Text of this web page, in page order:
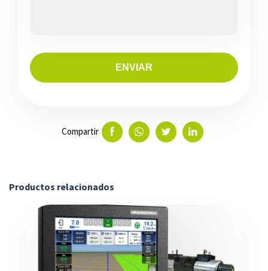
ENVIAR
Compartir
Productos relacionados